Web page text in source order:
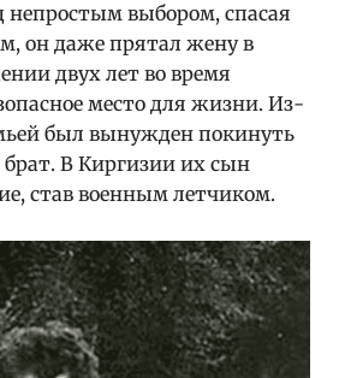
непростым выбором, спасая
он даже прятал жену в
двух лет во время
место для жизни. Из-
был вынужден покинуть
В Киргизии их сын
став военным летчиком.